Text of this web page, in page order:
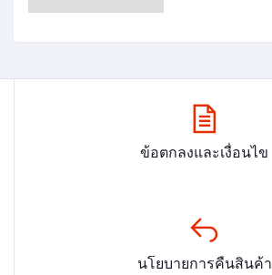
ข้อตกลงและเงื่อนไข
นโยบายการคืนสินค้า